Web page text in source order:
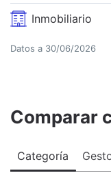
Inmobiliario
Datos a 30/06/2026
Comparar
Categoría